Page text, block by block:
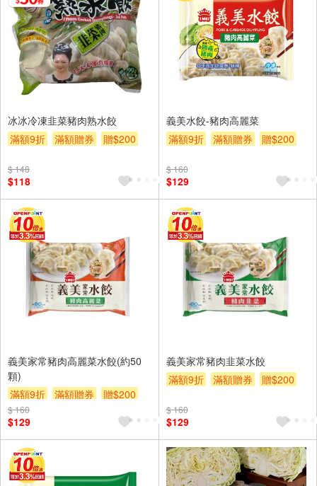
冰冰冷凍韭菜豬肉熟水餃
滿額9折
滿額贈券 贈$200
$ 148
$118
義美水餃-豬肉高麗菜
滿額9折
滿額贈券 贈$200
$ 160
$129
義美家常豬肉高麗菜水餃(約50
顆)
滿額9折
滿額贈券 贈$200
$ 160
$129
義美家常豬肉韭菜水餃
滿額9折
滿額贈券 贈$200
$ 160
$129